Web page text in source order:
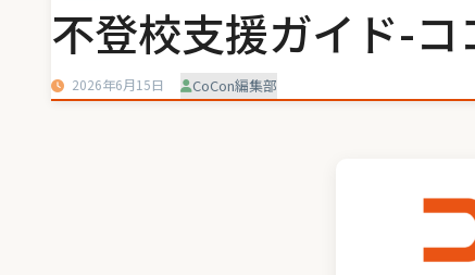
不登校支援ガイド-
2026年6月15日 CoCon編集部